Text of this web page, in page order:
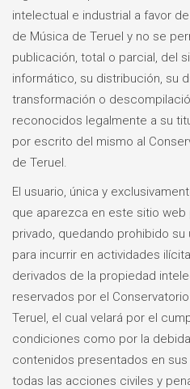
intelectual e industrial a favor
de Música de Teruel y no se
publicación, total o parcial, del
informático, su distribución, su
transformación o
reconocidos legalmente a su
por escrito del mismo al
de Teruel.
El usuario, única y
que aparezca en este sitio web
privado, quedando prohibido
para incurrir en actividades
derivados de la propiedad
reservados por el
Teruel, el cual velará por el
condiciones como por la
contenidos presentados en
todas las acciones civiles y